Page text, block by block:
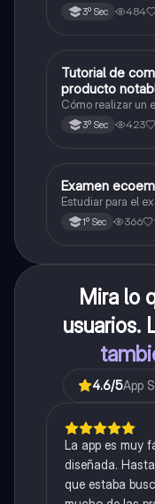
3º Sec 484
Matemáticas
Tutorial de
producto
😜
Cómo realizar un
3º Sec 423
Español
Examen
Estudiar para el
1º Sec 366
Mira lo
4.6/5App
La app es muy
diseñada.
que estaba